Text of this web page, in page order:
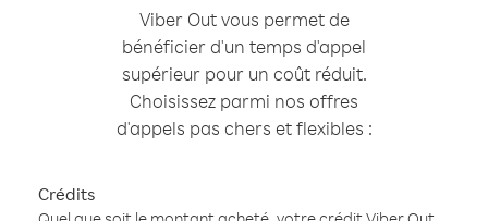
Viber Out vous permet de
bénéficier d'un temps d'appel
supérieur pour un coût réduit.
Choisissez parmi nos offres
d'appels pas chers et flexibles :
Crédits